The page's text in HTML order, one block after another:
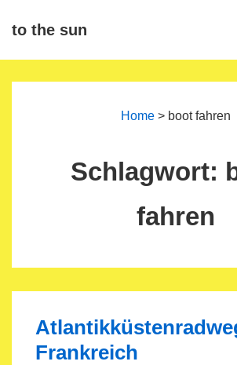
Zumto the sun
Home > boot fahren
Schlagwort:
fahren
Frankreich